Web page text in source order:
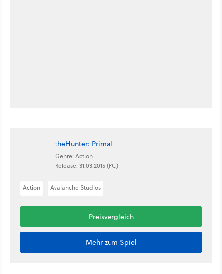
theHunter: Primal
Genre: Action
Release: 31.03.2015 (PC)
Action Avalanche Studios
Preisvergleich
Mehr zum Spiel